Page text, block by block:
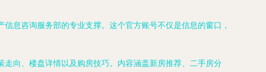
息咨询服务部的专业支撑。这个官方账号不仅是信息的窗口，
向、楼盘详情以及购房技巧。内容涵盖新房推荐、二手房分